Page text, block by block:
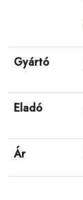
Gyártó
Eladó
Ár